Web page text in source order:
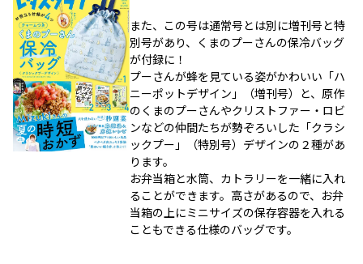
また、この号は通常号とは別に増刊号と特
別号があり、くまのプーさんの保冷バッグ
が付録に！
プーさんが蜂を見ている姿がかわいい「ハ
ニーポットデザイン」（増刊号）と、原作
のくまのプーさんやクリストファー・ロビ
ンなどの仲間たちが勢ぞろいした「クラシ
ックプー」（特別号）デザインの２種があ
ります。
お弁当箱と水筒、カトラリーを一緒に入れ
ることができます。高さがあるので、お弁
当箱の上にミニサイズの保存容器を入れる
こともできる仕様のバッグです。